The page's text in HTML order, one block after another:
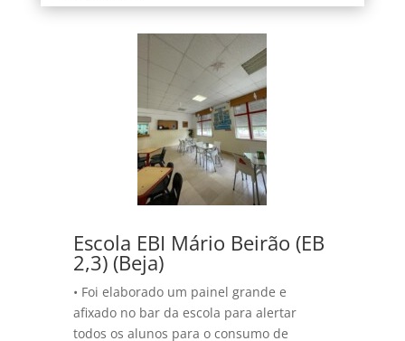
Escola EBI Mário Beirão (EB
2,3) (Beja)
• Foi elaborado um painel grande e
afixado no bar da escola para alertar
todos os alunos para o consumo de